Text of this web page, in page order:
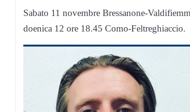
Sabato 11 novembre Bressanone-
doenica 12 ore 18.45 Como-Feltreghiaccio.